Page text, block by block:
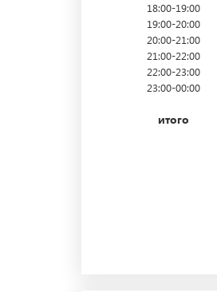
18:00-19:00
19:00-20:00
20:00-21:00
21:00-22:00
22:00-23:00
23:00-00:00
итого